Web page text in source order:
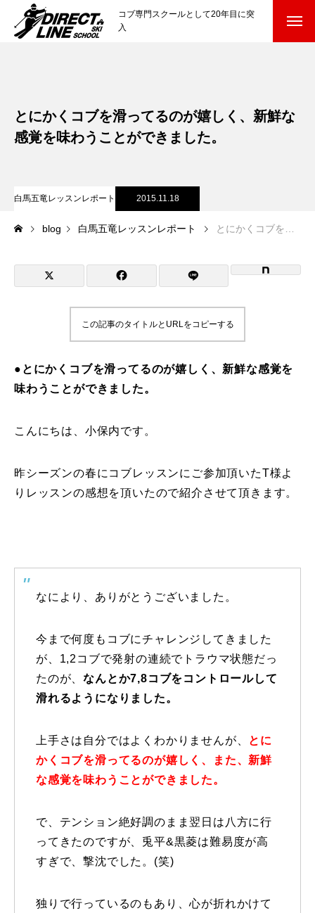
コブ専門スクールとして20年目に突
入
参加までの流れ
参加費のお支払い
各会場の集合場所
スキー場から選ぶ Ski Area
鷲ヶ岳＆高鷲スノーパーク
宮城山形
レッスンテーマから選ぶ Lesson Theme
中級1
特別講座
インストラクター募集
コブレッスン参加のお客様の声
レッスンレポート
よくある質問 FAQ
とにかくコブを滑ってるのが嬉しく、新鮮な
感覚を味わうことができました。
白馬五竜レッスンレポート 2015.11.18
blog 白馬五竜レッスンレポート とにかくコブを滑ってるのが嬉しく、新鮮な感覚を味わうことができました。
この記事のタイトルとURLをコピーする
●とにかくコブを滑ってるのが嬉しく、新鮮な感覚を
味わうことができました。
こんにちは、小保内です。
昨シーズンの春にコブレッスンにご参加頂いたT様よ
りレッスンの感想を頂いたので紹介させて頂きます。
なにより、ありがとうございました。
今まで何度もコブにチャレンジしてきました
が、1,2コブで発射の連続でトラウマ状態だっ
たのが、なんとか7,8コブをコントロールして
滑れるようになりました。
上手さは自分ではよくわかりませんが、 とに
かくコブを滑ってるのが嬉しく、また、新鮮
な感覚を味わうことができました。
で、テンション絶好調のまま翌日は八方に行
ってきたのですが、兎平&黒菱は難易度が高
すぎで、撃沈でした。(笑)
独りで行っているのもあり、心が折れかけて